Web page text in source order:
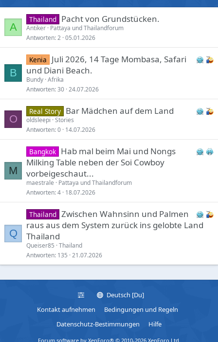
A
Thailand Pacht von Grundstücken.
Antiker Pattaya und Thailandforum
Antworten 2 05.01.2026
B
Kenia
Juli 2026, 14 Tage Mombasa, Safari
und Diani Beach.
Bundy Afrika
Antworten 30 24.07.2026
O
Real Story Bar Mädchen auf dem Land
oldsleepi Stories
Antworten 0 14.07.2026
M
Bangkok Hab mal beim Mai und Nongs
Milking Table neben der Soi Cowboy
vorbeigeschaut...
maestrale
Pattaya und Thailandforum
Antworten 4 18.07.2026
Q
Thailand Zwischen Wahnsinn und Palmen
raus aus dem System zurück ins gelobte Land
Thailand
Queiser85 Thailand
Antworten 135 21.07.2026
Deutsch [Du]
Kontakt aufnehmen
Bedingungen und Regeln
Datenschutz-Bestimmungen
Hilfe
Forum software by XenForo® © 2010-2026 XenForo Ltd.